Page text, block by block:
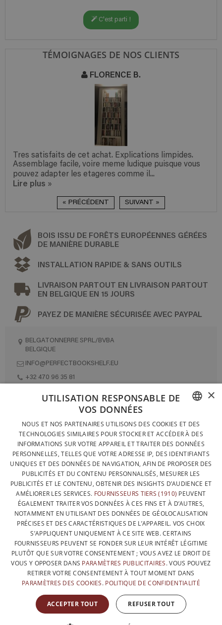
C'est parti !
TÉMOIGNAGES DE NOS CLIENTS
FLORENCE B.
Tres satisfaits de cet achat. Explications limpides.
Assemblage facile, voire meme ludique puisque vous
pouvez adapter les etageres comme il...
Lire plus »
« PRÉCÉDENT SUIVANT »
BOIS ISSU DE FORÊTS EUROPÉENNES GÉRÉES
DE MANIÈRE DURABLE
INSTALLATION RAPIDE & SANS OUTILS
LIVRAISON PARTOUT EN LIVRAISON PARTOUT
EN BELGIQUE EN 15 JOURS
PAYEZ DE MANIÈRE SÉCURISÉE AVEC PAYPAL
BELGATONNERRE SPRL/BVBA
BELGIQUE
INFO@PERFECTBOOKSHELF.EU
+32 470 96 35 81
CONTACTEZ-NOUS
PROTECTION DES DONNÉES
CONDITIONS GÉNÉRALES DE VENTE
SITEMAP
FRENCH
DUTCH
ENGLISH
×
UTILISATION RESPONSABLE DE
VOS DONNÉES
NOUS ET NOS PARTENAIRES UTILISONS DES COOKIES ET DES
TECHNOLOGIES SIMILAIRES POUR STOCKER ET ACCÉDER À DES
INFORMATIONS SUR VOTRE APPAREIL ET TRAITER DES DONNÉES
PERSONNELLES, TELLES QUE VOTRE ADRESSE IP, DES IDENTIFIANTS
UNIQUES ET DES DONNÉES DE NAVIGATION, AFIN DE PROPOSER DES
PUBLICITÉS ET DU CONTENU PERSONNALISÉS, MESURER LES
PUBLICITÉS ET LE CONTENU, OBTENIR DES INSIGHTS D’AUDIENCE ET
AMÉLIORER LES SERVICES. FOURNISSEURS TIERS (1910) PEUVENT
ÉGALEMENT TRAITER VOS DONNÉES À CES FINS ET À D’AUTRES,
NOTAMMENT EN UTILISANT DES DONNÉES DE GÉOLOCALISATION
PRÉCISES ET DES CARACTÉRISTIQUES DE L’APPAREIL. VOS CHOIX
S’APPLIQUENT UNIQUEMENT À CE SITE WEB. CERTAINS
FOURNISSEURS PEUVENT SE FONDER SUR LEUR INTÉRÊT LÉGITIME
PLUTÔT QUE SUR VOTRE CONSENTEMENT ; VOUS AVEZ LE DROIT DE
VOUS Y OPPOSER DANS PARAMÈTRES PUBLICITAIRES. VOUS POUVEZ
RETIRER VOTRE CONSENTEMENT À TOUT MOMENT DANS
PARAMÈTRES DES COOKIES. POLITIQUE DE CONFIDENTIALITÉ
ACCEPTER TOUT REFUSER TOUT